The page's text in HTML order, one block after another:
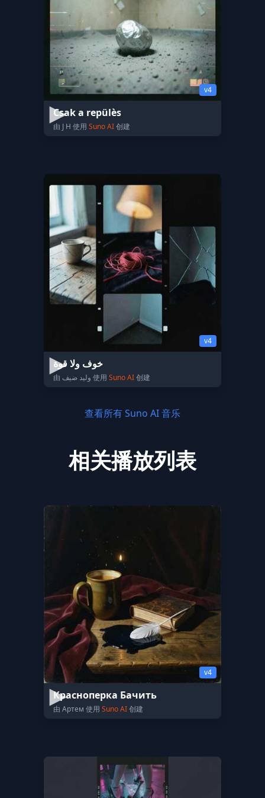
v4
Csak a repülès
由 J H 使用 Suno AI创建
v4
خوف ولا قوة
由 وليد ضيف 使用 Suno AI创建
查看所有 Suno AI 音乐
相关播放列表
v4
Красноперка Бачить
由 Артем 使用 Suno AI创建